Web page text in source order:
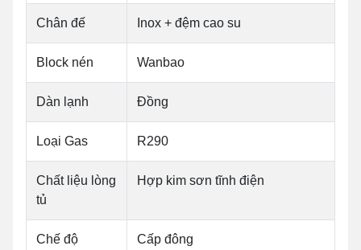
Chân đế Inox + đệm cao su
Block nén Wanbao
Dàn lạnh Đồng
Loại Gas R290
Chất liệu lòng
tủ
Hợp kim sơn tĩnh điện
Chế độ Cấp đông